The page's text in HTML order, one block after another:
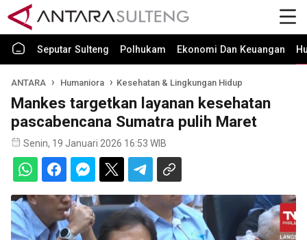
Seputar Sulteng Polhukam Ekonomi Dan Keuangan
ANTARA Humaniora Kesehatan & Lingkungan Hidup
Mankes targetkan layanan kesehatan
pascabencana Sumatra pulih Maret
Senin, 19 Januari 2026 16:53 WIB